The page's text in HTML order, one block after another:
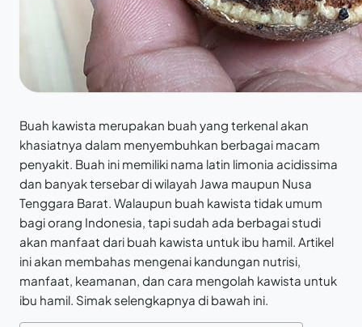
Buah kawista merupakan buah yang terkenal akan
khasiatnya dalam menyembuhkan berbagai macam
penyakit. Buah ini memiliki nama latin limonia acidissima
dan banyak tersebar di wilayah Jawa maupun Nusa
Tenggara Barat. Walaupun buah kawista tidak umum
bagi orang Indonesia, tapi sudah ada berbagai studi
akan manfaat dari buah kawista untuk ibu hamil. Artikel
ini akan membahas mengenai kandungan nutrisi,
manfaat, keamanan, dan cara mengolah kawista untuk
ibu hamil. Simak selengkapnya di bawah ini.